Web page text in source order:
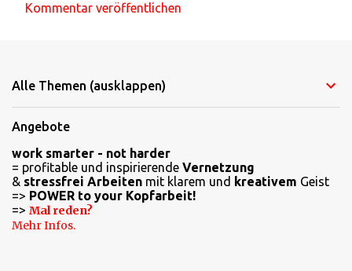
m
n
t
a
r
e
Kommentar veröffentlichen
Alle Themen (ausklappen)
Angebote
work smarter - not harder
= profitable und inspirierende Vernetzung
& stressfrei Arbeiten mit klarem und kreativem Geist
=> POWER to your Kopfarbeit!
=> Mal reden?
Mehr Infos.